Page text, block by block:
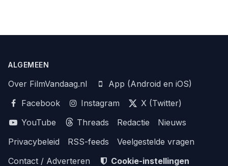
ALGEMEEN
Over FilmVandaag.nl
App (Android en iOS)
Facebook
Instagram
X (Twitter)
YouTube
Threads Redactie
Nieuws
Privacybeleid
RSS-feeds
Veelgestelde vragen
Contact / Adverteren
Cookie-instellingen